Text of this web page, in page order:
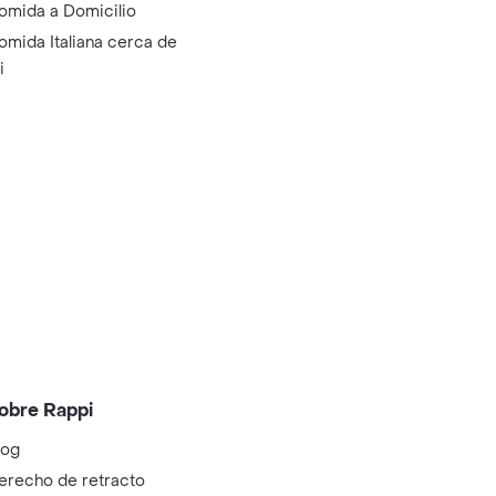
a Domicilio
Italiana cerca de
Rappi
de retracto